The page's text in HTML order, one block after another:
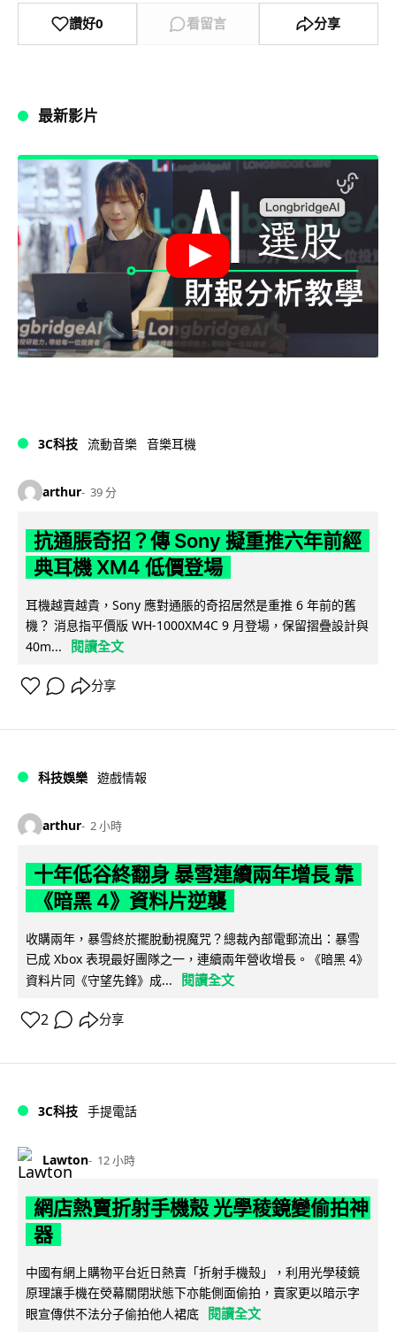
讚好0 看留言 分享
最新影片
3C科技 流動音樂 音樂耳機
arthur 39 分
抗通脹奇招？傳 Sony 擬重推六年前經
典耳機 XM4 低價登場
耳機越賣越貴，Sony 應對通脹的奇招居然是重推 6 年前的舊
機？ 消息指平價版 WH-1000XM4C 9 月登場，保留摺疊設計與
40m...
閱讀全文
分享
科技娛樂 遊戲情報
arthur 2 小時
十年低谷終翻身 暴雪連續兩年增長 靠
《暗黑 4》資料片逆襲
收購兩年，暴雪終於擺脫動視魔咒？總裁內部電郵流出：暴雪
已成 Xbox 表現最好團隊之一，連續兩年營收增長。《暗黑 4》
資料片同《守望先鋒》成...
閱讀全文
2 分享
3C科技 手提電話
Lawton 12 小時
網店熱賣折射手機殼 光學稜鏡變偷拍神
器
中國有網上購物平台近日熱賣「折射手機殼」，利用光學稜鏡
原理讓手機在熒幕關閉狀態下亦能側面偷拍，賣家更以暗示字
眼宣傳供不法分子偷拍他人裙底
閱讀全文